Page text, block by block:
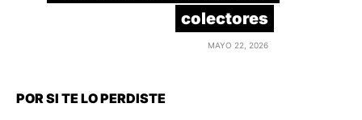
colectores
MAYO 22, 2026
POR SI TE LO PERDISTE